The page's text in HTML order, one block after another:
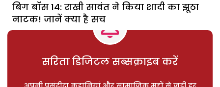
बिग बॉस 14: राखी सावंत ने किया शादी का झूठा
नाटक! जानें क्या है सच
सरिता डिजिटल सब्सक्राइब करें